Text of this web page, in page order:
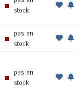
stock
pas en
stock
pas en
stock